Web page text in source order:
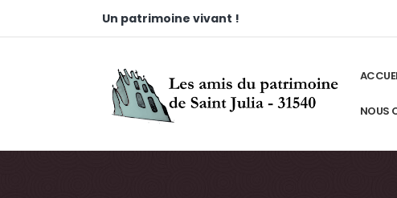
Un patrimoine vivant !
NOUS